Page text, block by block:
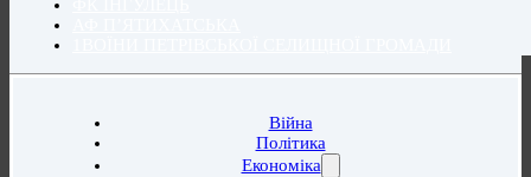
Війна
Політика
Економіка